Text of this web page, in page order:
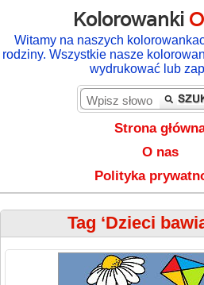
Kolorowanki
Witamy na naszych
rodziny. Wszystkie nasze
wydrukować lub
Strona
O nas
Polityka
Tag ‘Dzieci